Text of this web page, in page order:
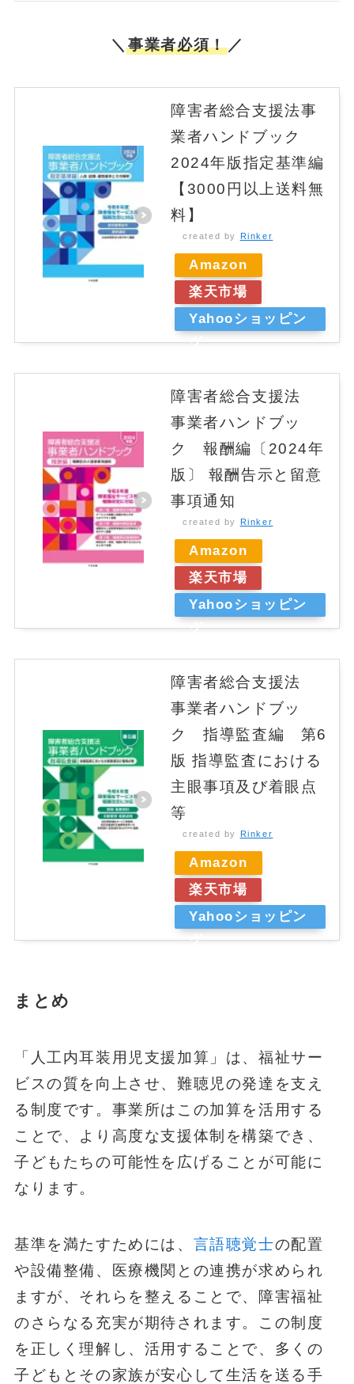
＼事業者必須！／
障害者総合支援法事
業者ハンドブック
2024年版指定基準編
【3000円以上送料無
料】
created by Rinker
Amazon
楽天市場
Yahooショッピン
グ
障害者総合支援法
事業者ハンドブッ
ク 報酬編〔2024年
版〕 報酬告示と留意
事項通知
created by Rinker
Amazon
楽天市場
Yahooショッピン
グ
障害者総合支援法
事業者ハンドブッ
ク 指導監査編 第6
版 指導監査における
主眼事項及び着眼点
等
created by Rinker
Amazon
楽天市場
Yahooショッピン
グ
まとめ
「人工内耳装用児支援加算」は、福祉サー
ビスの質を向上させ、難聴児の発達を支え
る制度です。事業所はこの加算を活用する
ことで、より高度な支援体制を構築でき、
子どもたちの可能性を広げることが可能に
なります。
基準を満たすためには、 言語聴覚士の配置
や設備整備、医療機関との連携が求められ
ますが、それらを整えることで、障害福祉
のさらなる充実が期待されます。この制度
を正しく理解し、活用することで、多くの
子どもとその家族が安心して生活を送る手